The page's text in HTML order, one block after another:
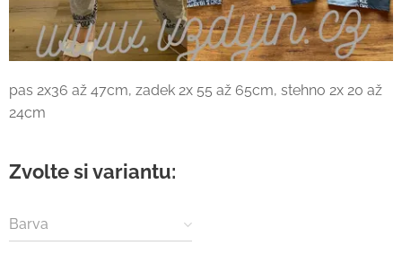
pas 2x36 až 47cm, zadek 2x 55 až 65cm, stehno 2x 20 až
24cm
Zvolte si variantu:
Barva